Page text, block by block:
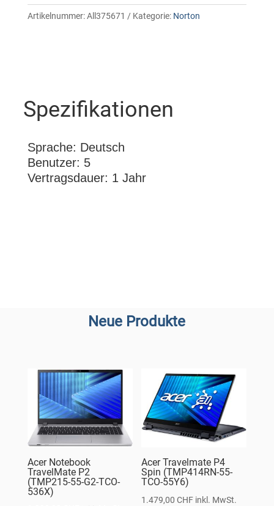
Artikelnummer:All375671 Kategorie: Norton
Spezifikationen
Sprache: Deutsch
Benutzer: 5
Vertragsdauer: 1 Jahr
Neue Produkte
Acer Notebook
TravelMate P2
(TMP215-55-G2-TCO-
536X)
Acer Travelmate P4
Spin (TMP414RN-55-
TCO-55Y6)
1.479,00CHF inkl. MwSt.